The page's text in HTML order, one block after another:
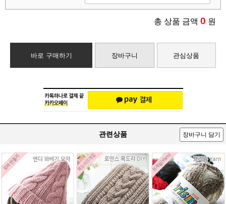
총 상품 금액 0 원
바로 구매하기 장바구니 관심상품
관련상품 장바구니 담기